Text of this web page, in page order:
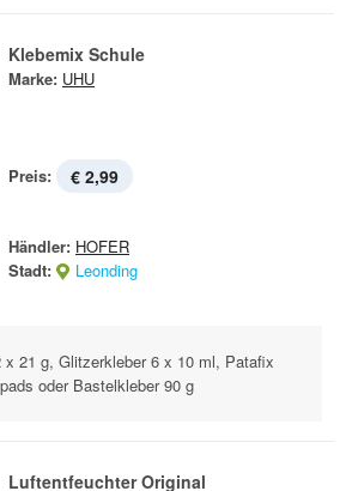
Klebemix Schule
Marke: UHU
Preis: € 2,99
Händler: HOFER
Stadt:
Leonding
21 g, Glitzerkleber 6 x 10 ml, Patafix
oder Bastelkleber 90 g
Luftentfeuchter Original